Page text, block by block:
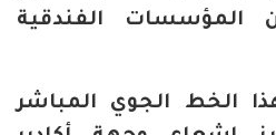
المؤسسات الفندقية
الخط الجوي المباشر